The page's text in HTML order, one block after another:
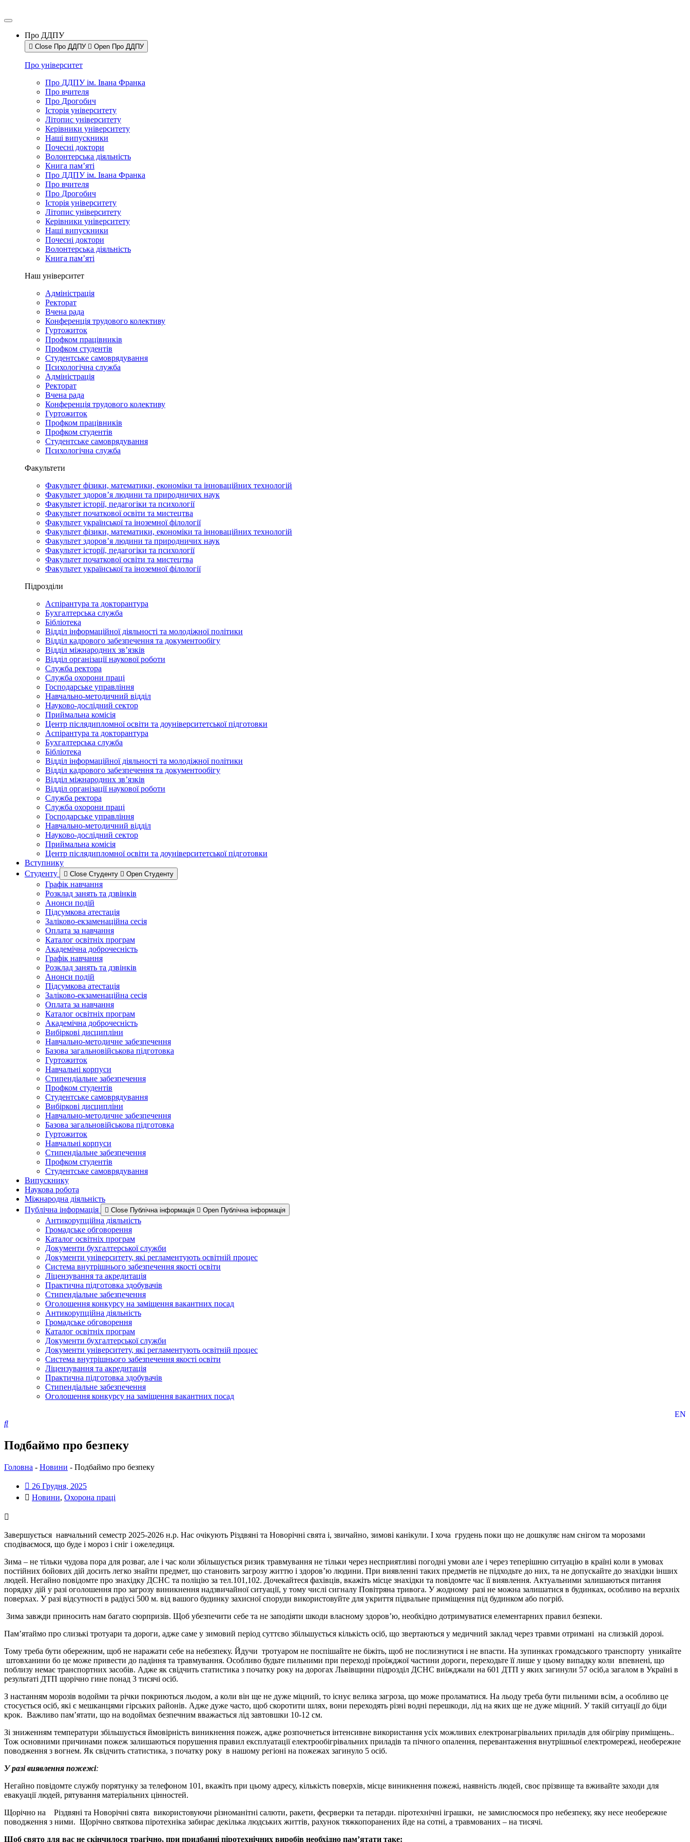
Про ДДПУ
Close Про ДДПУ Open Про ДДПУ
Про університет
Про ДДПУ ім. Івана Франка
Про вчителя
Про Дрогобич
Історія університету
Літопис університету
Керівники університету
Наші випускники
Почесні доктори
Волонтерська діяльність
Книга пам’яті
Про ДДПУ ім. Івана Франка
Про вчителя
Про Дрогобич
Історія університету
Літопис університету
Керівники університету
Наші випускники
Почесні доктори
Волонтерська діяльність
Книга пам’яті
Наш університет
Адміністрація
Ректорат
Вчена рада
Конференція трудового колективу
Гуртожиток
Профком працівників
Профком студентів
Студентське самоврядування
Психологічна служба
Адміністрація
Ректорат
Вчена рада
Конференція трудового колективу
Гуртожиток
Профком працівників
Профком студентів
Студентське самоврядування
Психологічна служба
Факультети
Факультет фізики, математики, економіки та інноваційних технологій
Факультет здоров’я людини та природничих наук
Факультет історії, педагогіки та психології
Факультет початкової освіти та мистецтва
Факультет української та іноземної філології
Факультет фізики, математики, економіки та інноваційних технологій
Факультет здоров’я людини та природничих наук
Факультет історії, педагогіки та психології
Факультет початкової освіти та мистецтва
Факультет української та іноземної філології
Підрозділи
Аспірантура та докторантура
Бухгалтерська служба
Бібліотека
Відділ інформаційної діяльності та молодіжної політики
Відділ кадрового забезпечення та документообігу
Відділ міжнародних зв’язків
Відділ організації наукової роботи
Служба ректора
Служба охорони праці
Господарське управління
Навчально-методичний відділ
Науково-дослідний сектор
Приймальна комісія
Центр післядипломної освіти та доуніверситетської підготовки
Аспірантура та докторантура
Бухгалтерська служба
Бібліотека
Відділ інформаційної діяльності та молодіжної політики
Відділ кадрового забезпечення та документообігу
Відділ міжнародних зв’язків
Відділ організації наукової роботи
Служба ректора
Служба охорони праці
Господарське управління
Навчально-методичний відділ
Науково-дослідний сектор
Приймальна комісія
Центр післядипломної освіти та доуніверситетської підготовки
Вступнику
Студенту
Close Студенту Open Студенту
Графік навчання
Розклад занять та дзвінків
Анонси подій
Підсумкова атестація
Заліково-екзаменаційна сесія
Оплата за навчання
Каталог освітніх програм
Академічна доброчесність
Графік навчання
Розклад занять та дзвінків
Анонси подій
Підсумкова атестація
Заліково-екзаменаційна сесія
Оплата за навчання
Каталог освітніх програм
Академічна доброчесність
Вибіркові дисципліни
Навчально-методичне забезпечення
Базова загальновійськова підготовка
Гуртожиток
Навчальні корпуси
Стипендіальне забезпечення
Профком студентів
Студентське самоврядування
Вибіркові дисципліни
Навчально-методичне забезпечення
Базова загальновійськова підготовка
Гуртожиток
Навчальні корпуси
Стипендіальне забезпечення
Профком студентів
Студентське самоврядування
Випускнику
Наукова робота
Міжнародна діяльність
Публічна інформація
Close Публічна інформація Open Публічна інформація
Антикорупційна діяльність
Громадське обговорення
Каталог освітніх програм
Документи бухгалтерської служби
Документи університету, які регламентують освітній процес
Система внутрішнього забезпечення якості освіти
Ліцензування та акредитація
Практична підготовка здобувачів
Стипендіальне забезпечення
Оголошення конкурсу на заміщення вакантних посад
Антикорупційна діяльність
Громадське обговорення
Каталог освітніх програм
Документи бухгалтерської служби
Документи університету, які регламентують освітній процес
Система внутрішнього забезпечення якості освіти
Ліцензування та акредитація
Практична підготовка здобувачів
Стипендіальне забезпечення
Оголошення конкурсу на заміщення вакантних посад
EN
Подбаймо про безпеку
Головна - Новини - Подбаймо про безпеку
26 Грудня, 2025
Новини, Охорона праці
Завершується навчальний семестр 2025-2026 н.р. Нас очікують Різдвяні та Новорічні свята і, звичайно, зимові канікули. І хоча грудень поки що не дошкуляє нам снігом та морозами
сподіваємося, що буде і мороз і сніг і ожеледиця.
Зима – не тільки чудова пора для розваг, але і час коли збільшується ризик травмування не тільки через несприятливі погодні умови але і через теперішню ситуацію в країні коли в умовах
постійних бойових дій досить легко знайти предмет, що становить загрозу життю і здоров’ю людини. При виявленні таких предметів не підходьте до них, та не допускайте до знахідки інших
людей. Негайно повідомте про знахідку ДСНС та поліцію за тел.101,102. Дочекайтеся фахівців, вкажіть місце знахідки та повідомте час її виявлення. Актуальними залишаються питання
порядку дій у разі оголошення про загрозу виникнення надзвичайної ситуації, у тому числі сигналу Повітряна тривога. У жодному разі не можна залишатися в будинках, особливо на верхніх
поверхах. У разі відсутності в радіусі 500 м. від вашого будинку захисної споруди використовуйте для укриття підвальне приміщення під будинком або погріб.
Зима завжди приносить нам багато сюрпризів. Щоб убезпечити себе та не заподіяти шкоди власному здоров’ю, необхідно дотримуватися елементарних правил безпеки.
Пам’ятаймо про слизькі тротуари та дороги, адже саме у зимовий період суттєво збільшується кількість осіб, що звертаються у медичний заклад через травми отримані на слизькій дорозі.
Тому треба бути обережним, щоб не наражати себе на небезпеку. Йдучи тротуаром не поспішайте не біжіть, щоб не послизнутися і не впасти. На зупинках громадського транспорту уникайте
штовханини бо це може привести до падіння та травмування. Особливо будьте пильними при переході проїжджої частини дороги, переходьте її лише у цьому випадку коли впевнені, що
поблизу немає транспортних засобів. Адже як свідчить статистика з початку року на дорогах Львівщини підрозділ ДСНС виїжджали на 601 ДТП у яких загинули 57 осіб,а загалом в Україні в
результаті ДТП щорічно гине понад 3 тисячі осіб.
З настанням морозів водойми та річки покриються льодом, а коли він ще не дуже міцний, то існує велика загроза, що може проламатися. На льоду треба бути пильними всім, а особливо це
стосується осіб, які є мешканцями гірських районів. Адже дуже часто, щоб скоротити шлях, вони переходять різні водні перешкоди, лід на яких ще не дуже міцний. У такій ситуації до біди
крок. Важливо пам’ятати, що на водоймах безпечним вважається лід завтовшки 10-12 см.
Зі зниженням температури збільшується ймовірність виникнення пожеж, адже розпочнеться інтенсивне використання усіх можливих електронагрівальних приладів для обігріву приміщень..
Тож основними причинами пожеж залишаються порушення правил експлуатації електрообігрівальних приладів та пічного опалення, перевантаження внутрішньої електромережі, необережне
поводження з вогнем. Як свідчить статистика, з початку року в нашому регіоні на пожежах загинуло 5 осіб.
У разі виявлення пожежі:
Негайно повідомте службу порятунку за телефоном 101, вкажіть при цьому адресу, кількість поверхів, місце виникнення пожежі, наявність людей, своє прізвище та вживайте заходи для
евакуації людей, рятування матеріальних цінностей.
Щорічно на Різдвяні та Новорічні свята використовуючи різноманітні салюти, ракети, феєрверки та петарди. піротехнічні іграшки, не замислюємося про небезпеку, яку несе необережне
поводження з ними. Щорічно святкова піротехніка забирає декілька людських життів, рахунок тяжкопоранених йде на сотні, а травмованих – на тисячі.
Щоб свято для вас не скінчилося трагічно, при придбанні піротехнічних виробів необхідно пам’ятати таке: